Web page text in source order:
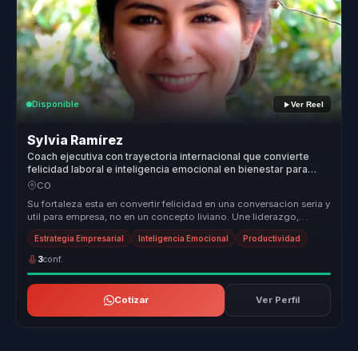
Disponible Ver Reel
Sylvia Ramírez
Coach ejecutiva con trayectoria internacional que convierte
felicidad laboral e inteligencia emocional en bienestar para
lideres.
CO
Su fortaleza esta en convertir felicidad en una conversacion seria y
util para empresa, no en un concepto liviano. Une liderazgo,
bienest...
Estrategia Empresarial Inteligencia Emocional Productividad
3conf.
Cotizar Ver Perfil